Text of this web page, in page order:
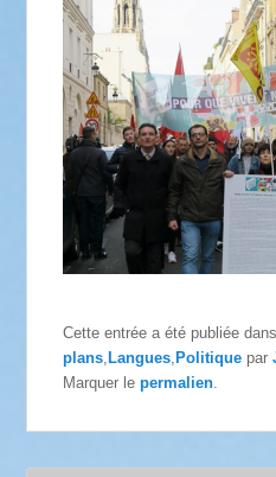
Cette entrée a été publiée
plans, Langues, Politique par
Marquer lepermalien.